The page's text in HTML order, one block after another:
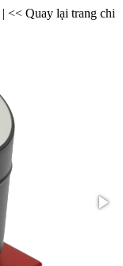
| << Quay lại trang chi